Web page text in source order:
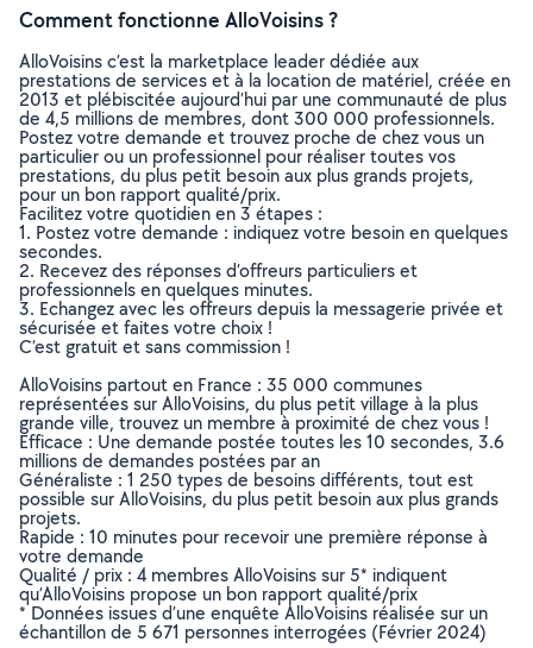
Comment fonctionne AlloVoisins ?
AlloVoisins c’est la marketplace leader dédiée aux
prestations de services et à la location de matériel, créée en
2013 et plébiscitée aujourd’hui par une communauté de plus
de 4,5 millions de membres, dont 300 000 professionnels.
Postez votre demande et trouvez proche de chez vous un
particulier ou un professionnel pour réaliser toutes vos
prestations, du plus petit besoin aux plus grands projets,
pour un bon rapport qualité/prix.
Facilitez votre quotidien en 3 étapes :
1. Postez votre demande : indiquez votre besoin en quelques
secondes.
2. Recevez des réponses d’offreurs particuliers et
professionnels en quelques minutes.
3. Echangez avec les offreurs depuis la messagerie privée et
sécurisée et faites votre choix !
C’est gratuit et sans commission !
AlloVoisins partout en France : 35 000 communes
représentées sur AlloVoisins, du plus petit village à la plus
grande ville, trouvez un membre à proximité de chez vous !
Efficace : Une demande postée toutes les 10 secondes, 3.6
millions de demandes postées par an
Généraliste : 1 250 types de besoins différents, tout est
possible sur AlloVoisins, du plus petit besoin aux plus grands
projets.
Rapide : 10 minutes pour recevoir une première réponse à
votre demande
Qualité / prix : 4 membres AlloVoisins sur 5* indiquent
qu’AlloVoisins propose un bon rapport qualité/prix
* Données issues d’une enquête AlloVoisins réalisée sur un
échantillon de 5 671 personnes interrogées (Février 2024)